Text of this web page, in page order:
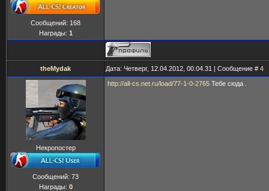
Сообщений: 168
Награды: 1
theMydak Дата: Четверг, 12.04.2012, 00.04.31 | Сообщение # 4
Некропостер
Сообщений: 73
Награды: 0
http://all-cs.net.ru/load/77-1-0-2765 Тебе сюда .